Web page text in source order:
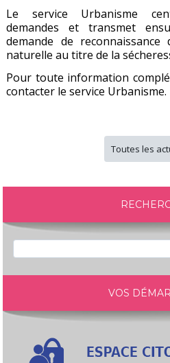
Le service Urbanisme
demandes et transmet
demande de
naturelle au titre de la
Pour toute information
contacter le service Urbanisme.
Toutes les
VOS